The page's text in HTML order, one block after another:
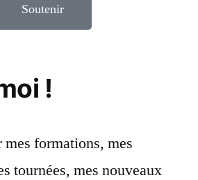
Soutenir
!
formations, mes
tournées, mes nouveaux